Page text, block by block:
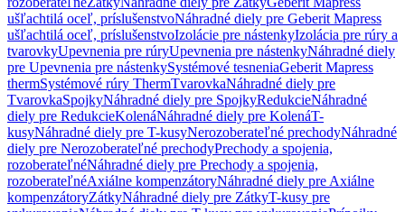
ušľachtilá oceľ, príslušenstvoNáhradné diely pre Geberit Mapress
ušľachtilá oceľ, príslušenstvoIzolácie pre nástenkyIzolácia pre rúry a
tvarovkyUpevnenia pre rúryUpevnenia pre nástenkyNáhradné diely
pre Upevnenia pre nástenkySystémové tesneniaGeberit Mapress
thermSystémové rúry ThermTvarovkaNáhradné diely pre
TvarovkaSpojkyNáhradné diely pre SpojkyRedukcieNáhradné
diely pre RedukcieKolenáNáhradné diely pre KolenáT-
kusyNáhradné diely pre T-kusyNerozoberateľné prechodyNáhradné
diely pre Nerozoberateľné prechodyPrechody a spojenia,
rozoberateľnéNáhradné diely pre Prechody a spojenia,
rozoberateľnéAxiálne kompenzátoryNáhradné diely pre Axiálne
kompenzátoryZátkyNáhradné diely pre ZátkyT-kusy pre